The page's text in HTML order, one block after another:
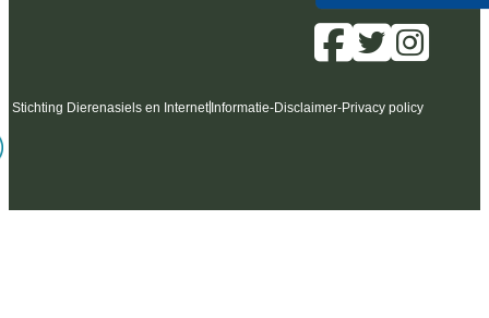
Stichting Dierenasiels en Internet Informatie-Disclaimer-Privacy policy